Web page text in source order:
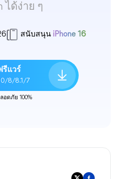
ได้ง่าย ๆ
สนับสนุน iPhone 16
รีแวร์
8/8.1/7
อดภัย 100%